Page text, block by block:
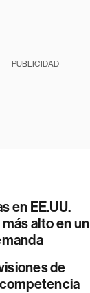
PUBLICIDAD
en EE.UU.
alto en un
de